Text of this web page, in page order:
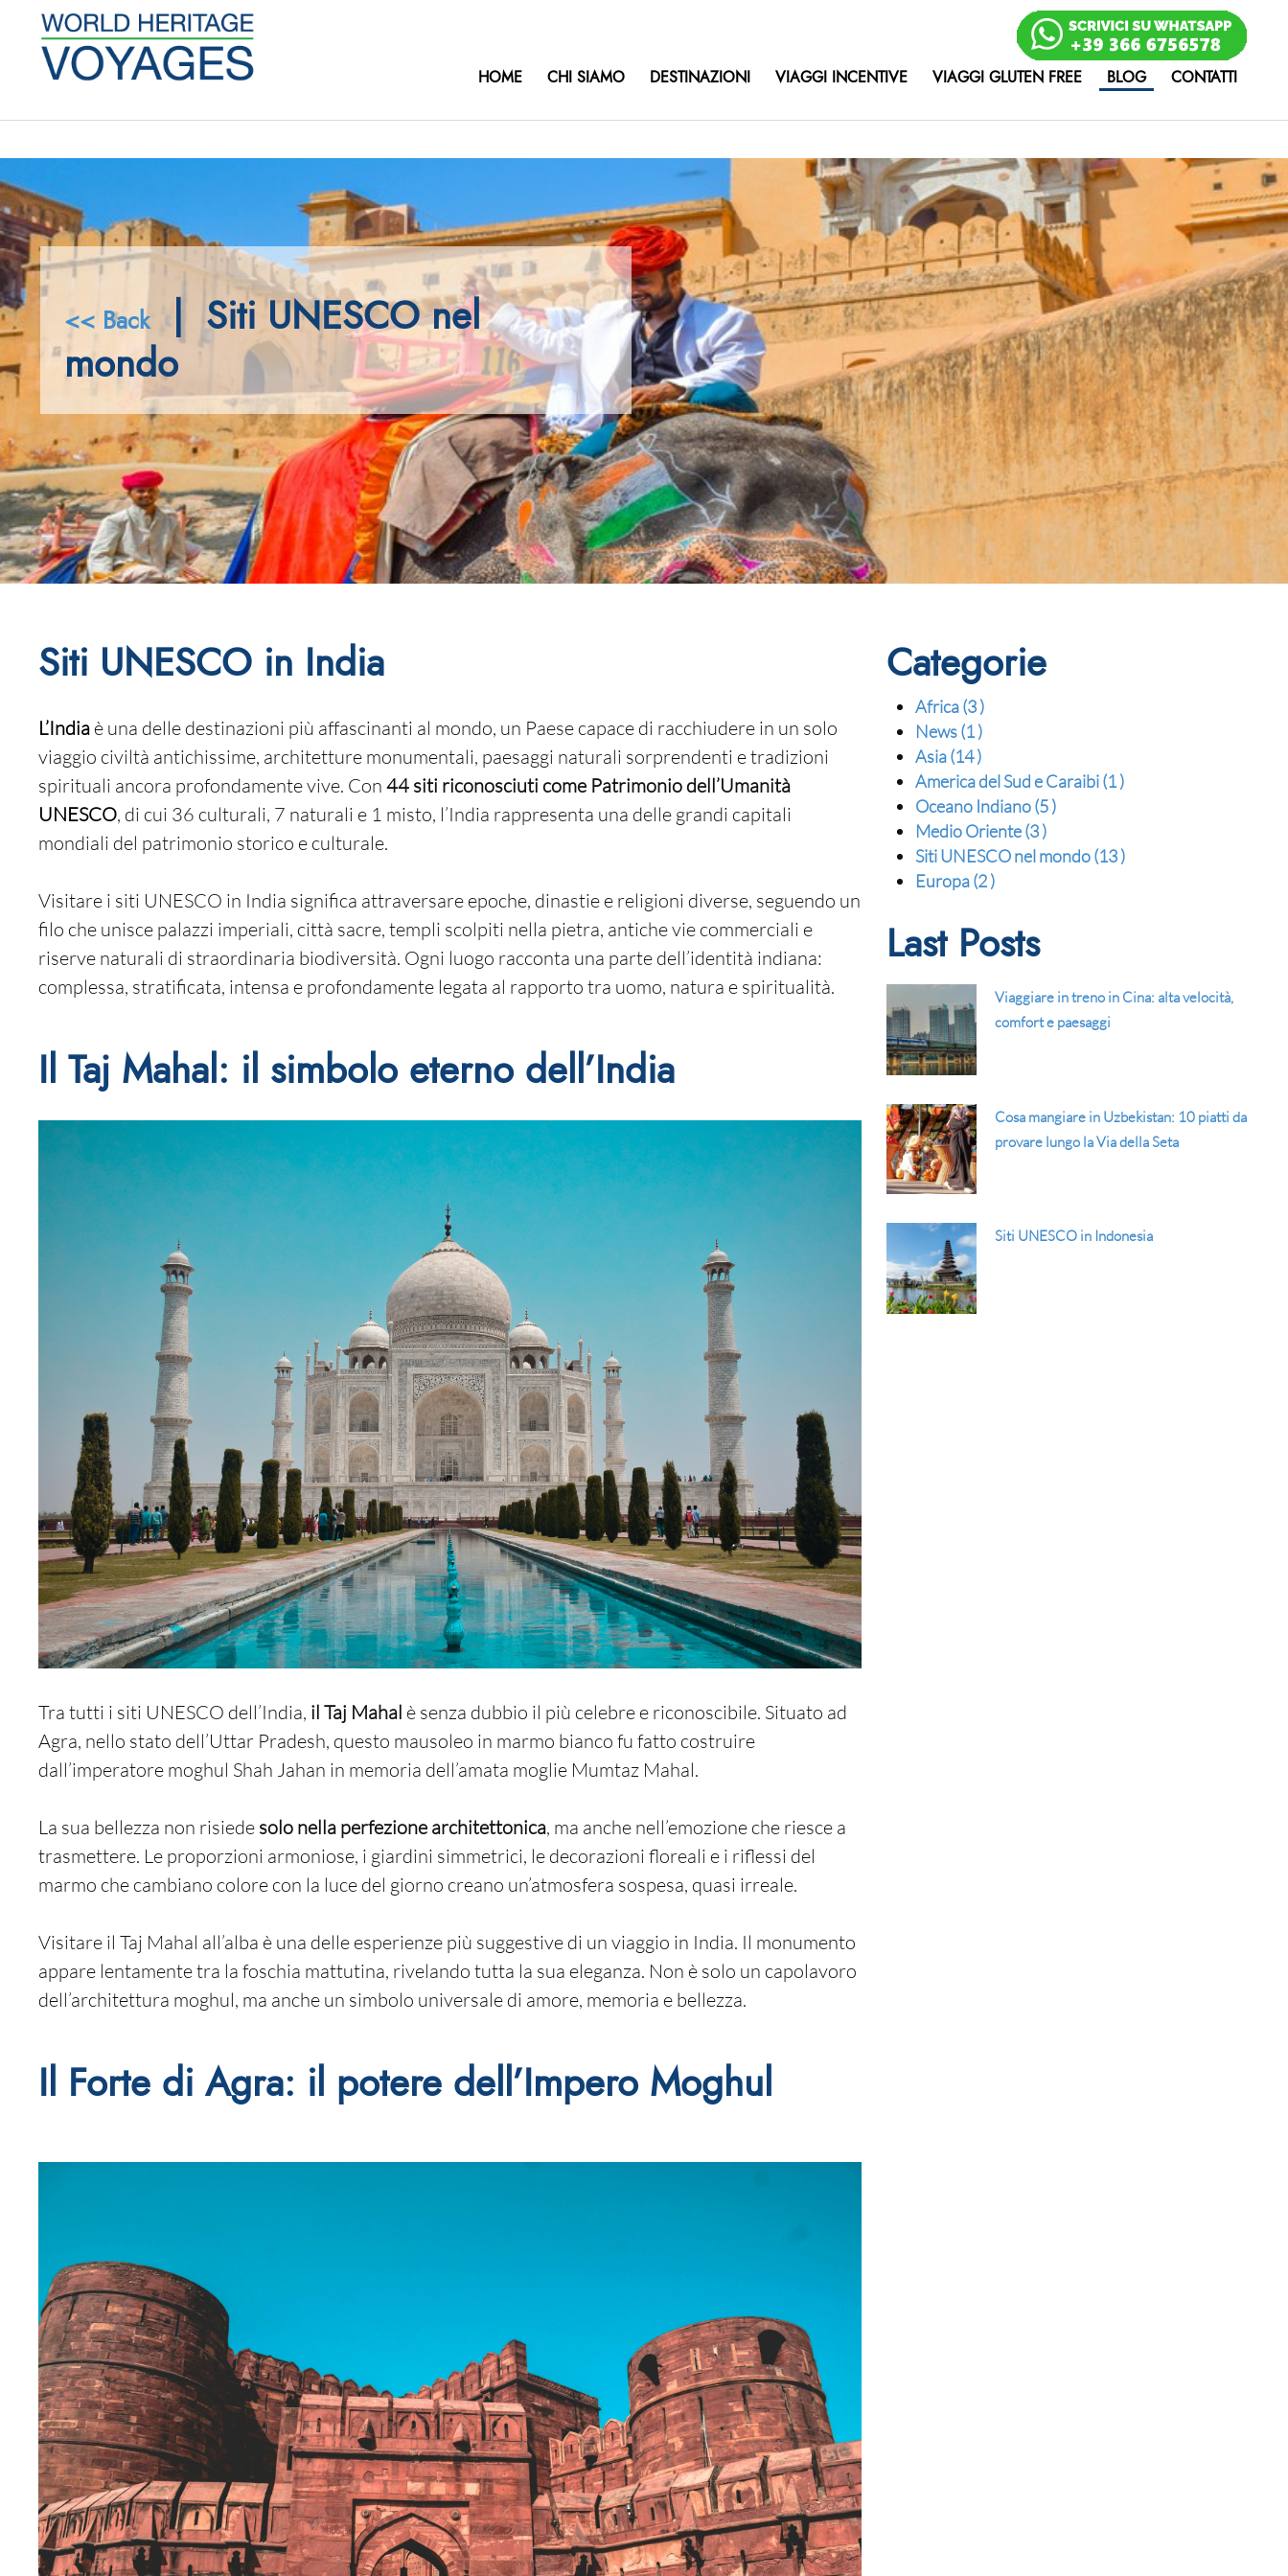
HOME CHI SIAMO DESTINAZIONI VIAGGI INCENTIVE VIAGGI GLUTEN FREE BLOG CONTATTI
<< Back| Siti UNESCO nel
mondo
Siti UNESCO in India
L’Indiaè una delle destinazioni più affascinanti al mondo, un Paese capace di racchiudere in un solo
viaggio civiltà antichissime, architetture monumentali, paesaggi naturali sorprendenti e tradizioni
spirituali ancora profondamente vive. Con44 siti riconosciuti come Patrimonio dell’Umanità
UNESCO , di cui 36 culturali, 7 naturali e 1 misto, l’India rappresenta una delle grandi capitali
mondiali del patrimonio storico e culturale.
Visitare i siti UNESCO in India significa attraversare epoche, dinastie e religioni diverse, seguendo un
filo che unisce palazzi imperiali, città sacre, templi scolpiti nella pietra, antiche vie commerciali e
riserve naturali di straordinaria biodiversità. Ogni luogo racconta una parte dell’identità indiana:
complessa, stratificata, intensa e profondamente legata al rapporto tra uomo, natura e spiritualità.
Il Taj Mahal: il simbolo eterno dell’India
Tra tutti i siti UNESCO dell’India, il Taj Mahal è senza dubbio il più celebre e riconoscibile. Situato ad
Agra, nello stato dell’Uttar Pradesh, questo mausoleo in marmo bianco fu fatto costruire
dall’imperatore moghul Shah Jahan in memoria dell’amata moglie Mumtaz Mahal.
La sua bellezza non risiede solo nella perfezione architettonica, ma anche nell’emozione che riesce a
trasmettere. Le proporzioni armoniose, i giardini simmetrici, le decorazioni floreali e i riflessi del
marmo che cambiano colore con la luce del giorno creano un’atmosfera sospesa, quasi irreale.
Visitare il Taj Mahal all’alba è una delle esperienze più suggestive di un viaggio in India. Il monumento
appare lentamente tra la foschia mattutina, rivelando tutta la sua eleganza. Non è solo un capolavoro
dell’architettura moghul, ma anche un simbolo universale di amore, memoria e bellezza.
Il Forte di Agra: il potere dell’Impero Moghul
Categorie
Africa(3 )
News(1 )
Asia(14 )
America del Sud e Caraibi(1 )
Oceano Indiano(5 )
Medio Oriente(3 )
Siti UNESCO nel mondo(13 )
Europa(2 )
Last Posts
Viaggiare in treno in Cina: alta velocità,
comfort e paesaggi
Cosa mangiare in Uzbekistan: 10 piatti da
provare lungo la Via della Seta
Siti UNESCO in Indonesia